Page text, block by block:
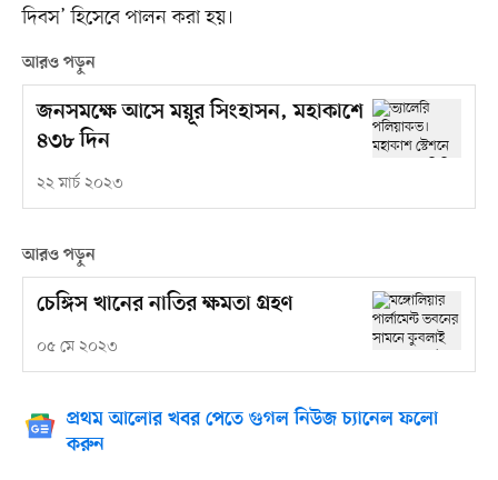
দিবস’ হিসেবে পালন করা হয়।
আরও পড়ুন
জনসমক্ষে আসে ময়ূর সিংহাসন, মহাকাশে
৪৩৮ দিন
২২ মার্চ ২০২৩
আরও পড়ুন
চেঙ্গিস খানের নাতির ক্ষমতা গ্রহণ
০৫ মে ২০২৩
প্রথম আলোর খবর পেতে গুগল নিউজ চ্যানেল ফলো
করুন